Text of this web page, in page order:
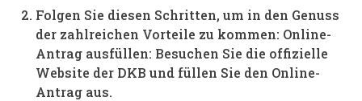
Folgen Sie diesen Schritten, um in den Genuss
der zahlreichen Vorteile zu kommen: Online-
Antrag ausfüllen: Besuchen Sie die offizielle
Website der DKB und füllen Sie den Online-
Antrag aus.